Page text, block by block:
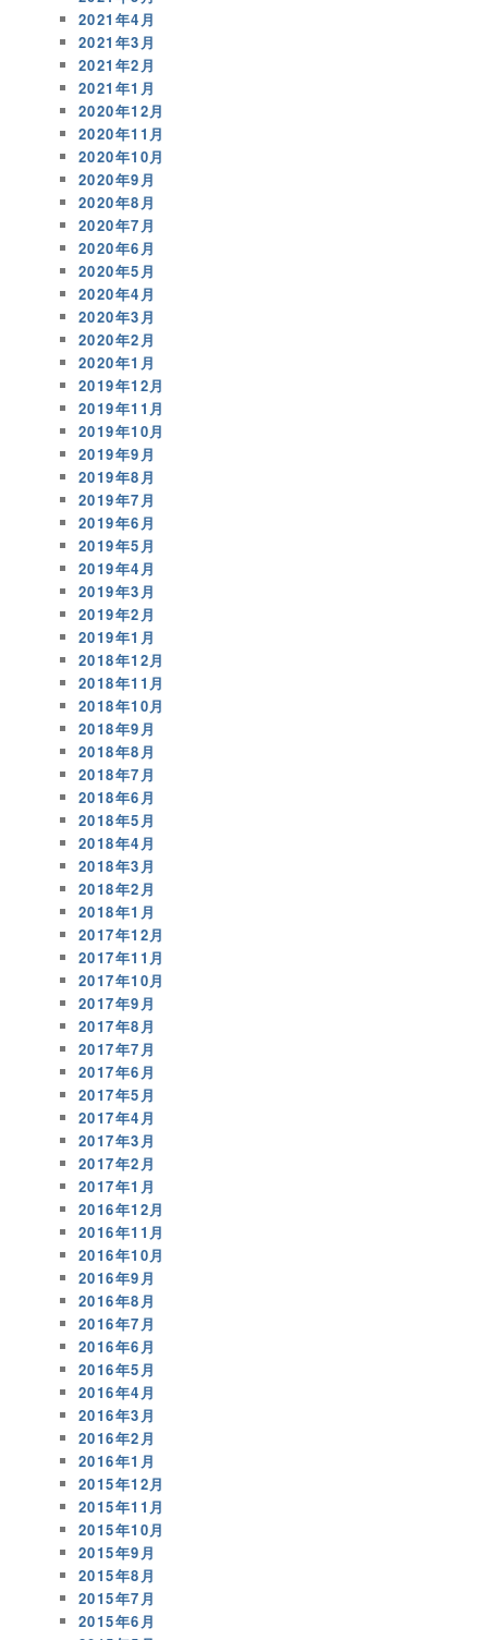
2021年4月
2021年3月
2021年2月
2021年1月
2020年12月
2020年11月
2020年10月
2020年9月
2020年8月
2020年7月
2020年6月
2020年5月
2020年4月
2020年3月
2020年2月
2020年1月
2019年12月
2019年11月
2019年10月
2019年9月
2019年8月
2019年7月
2019年6月
2019年5月
2019年4月
2019年3月
2019年2月
2019年1月
2018年12月
2018年11月
2018年10月
2018年9月
2018年8月
2018年7月
2018年6月
2018年5月
2018年4月
2018年3月
2018年2月
2018年1月
2017年12月
2017年11月
2017年10月
2017年9月
2017年8月
2017年7月
2017年6月
2017年5月
2017年4月
2017年3月
2017年2月
2017年1月
2016年12月
2016年11月
2016年10月
2016年9月
2016年8月
2016年7月
2016年6月
2016年5月
2016年4月
2016年3月
2016年2月
2016年1月
2015年12月
2015年11月
2015年10月
2015年9月
2015年8月
2015年7月
2015年6月